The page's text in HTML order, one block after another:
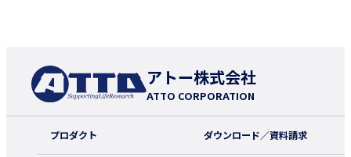
アトー株式会社
ATTO CORPORATION
プロダクト ダウンロード／資料請求